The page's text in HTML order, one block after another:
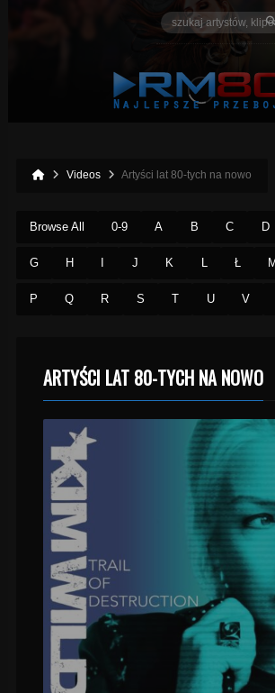
Videos Artyści lat 80-tych na nowo
Browse All 0-9 A B C D
G H J K L Ł M
P Q R S T U V
ARTYŚCI LAT 80-TYCH NA NOWO